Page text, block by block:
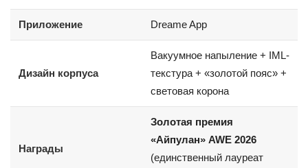
Приложение Dreame App
Дизайн корпуса
Вакуумное напыление + IML-
текстура + «золотой пояс» +
световая корона
Награды
Золотая премия
«Айпулан» AWE 2026
(единственный лауреат